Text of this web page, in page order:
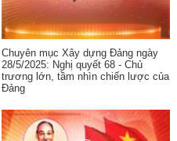
Chuyên mục Xây dựng Đảng ngày
28/5/2025: Nghị quyết 68 - Chủ
trương lớn, tầm nhìn chiến lược của
Đảng